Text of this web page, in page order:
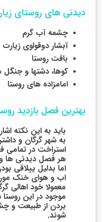
دیدنی های روستای
چشمه آب گرم
آبشار دوقولوی زیارت
بافت روستا
کوها، دشتها و
امامزاده های روستا
بهترین فصل بازدید
باید به این نکته
به شهر گرگان و
استراخت در تمامی
هر فصل دیدنی ها
اما بدلیل ییلاقی
اب و هوای خنک
معمولا خود اهالی
موجود در این
بردن از طبیعت و
شوند.